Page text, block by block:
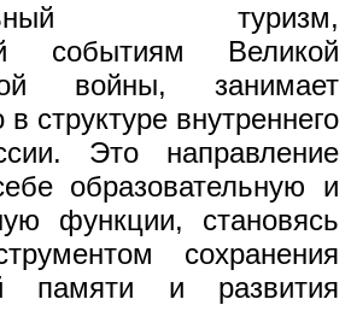
туризм,
событиям Великой
войны, занимает
структуре внутреннего
Это направление
образовательную и
функции, становясь
сохранения
памяти и развития